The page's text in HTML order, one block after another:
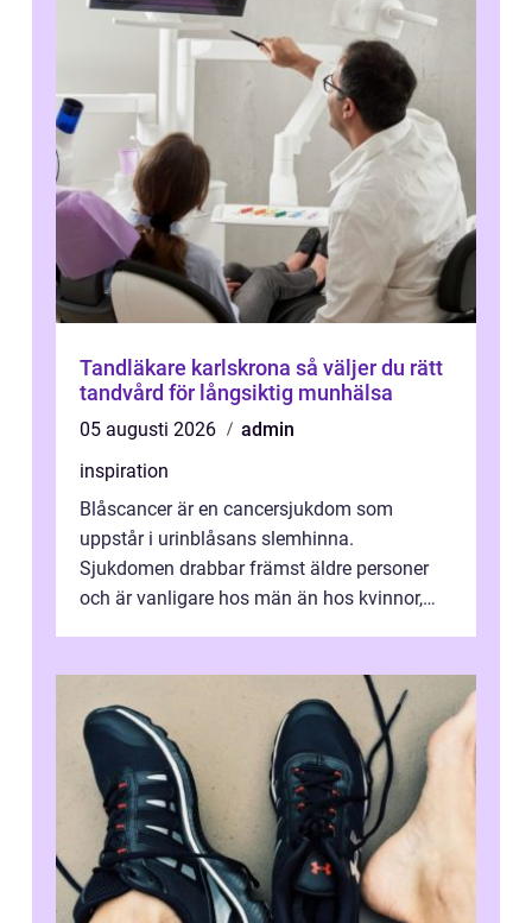
Tandläkare karlskrona så väljer du rätt
tandvård för långsiktig munhälsa
05 augusti 2026
admin
inspiration
Blåscancer är en cancersjukdom som
uppstår i urinblåsans slemhinna.
Sjukdomen drabbar främst äldre personer
och är vanligare hos män än hos kvinnor,